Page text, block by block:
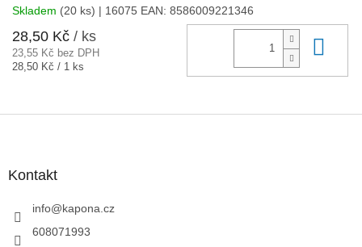
Skladem (20 ks) | 16075 EAN: 8586009221346
28,50 Kč / ks
23,55 Kč bez DPH
Měrná
28,50 Kč / 1 ks
Kontakt
info@kapona.cz
608071993